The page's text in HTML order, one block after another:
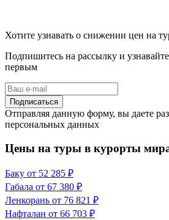
Хотите узнавать о снижении цен на
Подпишитесь на рассылку и
первым
Подписаться
Отправляя данную форму, вы даете
персональных данных
Цены на туры в курорты
Баку от 52 285 ₽
Габала от 67 380 ₽
Ленкорань от 76 821 ₽
Нафталан от 66 703 ₽